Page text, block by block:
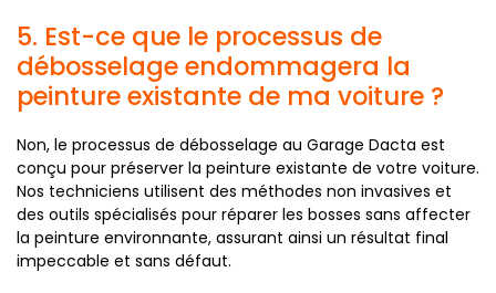
5. Est-ce que le processus de
débosselage endommagera la
peinture existante de ma voiture ?
Non, le processus de débosselage au Garage Dacta est
conçu pour préserver la peinture existante de votre voiture.
Nos techniciens utilisent des méthodes non invasives et
des outils spécialisés pour réparer les bosses sans affecter
la peinture environnante, assurant ainsi un résultat final
impeccable et sans défaut.